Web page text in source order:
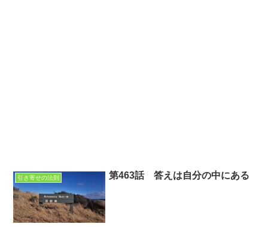
引き寄せの法則 第463話 答えは自分の中にある